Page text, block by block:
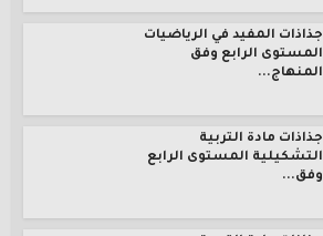
جذاذات المفيد في الرياضيات
المستوى الرابع وفق
المنهاج...
جذاذات مادة التربية
التشكيلية المستوى الرابع
وفق...